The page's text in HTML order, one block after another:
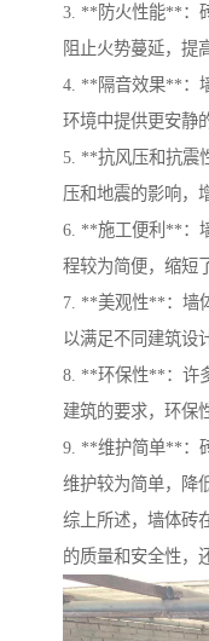
3. **防火性能**：
阻止火势蔓延，提
4. **隔音效果**：
环境中提供更安静
5. **抗风压和抗震
压和地震的影响，
6. **施工便利**：
程较为简便，缩短
7. **美观性**：墙
以满足不同建筑设
8. **环保性**：许
建筑的要求，环保
9. **维护简单**：
维护较为简单，降
综上所述，墙体砖
的质量和安全性，